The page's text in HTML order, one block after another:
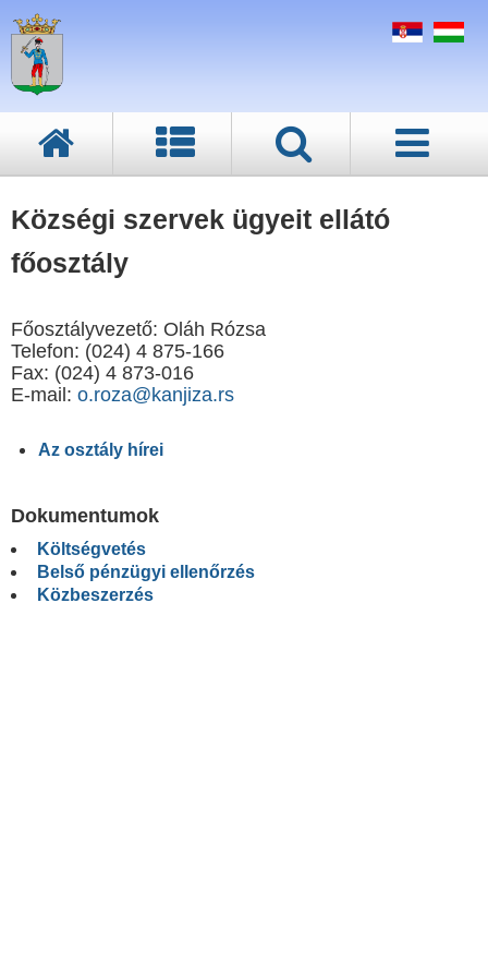
Községi szervek ügyeit ellátó
főosztály
Főosztályvezető: Oláh Rózsa
Telefon: (024) 4 875-166
Fax: (024) 4 873-016
E-mail: o.roza@kanjiza.rs
Az osztály hírei
Dokumentumok
Költségvetés
Belső pénzügyi ellenőrzés
Közbeszerzés